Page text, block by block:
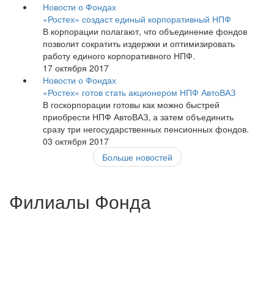
Новости о Фондах
«Ростех» создаст единый корпоративный НПФ
В корпорации полагают, что объединение фондов
позволит сократить издержки и оптимизировать
работу единого корпоративного НПФ.
17 октября 2017
Новости о Фондах
«Ростех» готов стать акционером НПФ АвтоВАЗ
В госкорпорации готовы как можно быстрей
приобрести НПФ АвтоВАЗ, а затем объединить
сразу три негосударственных пенсионных фондов.
03 октября 2017
Больше новостей
Филиалы Фонда